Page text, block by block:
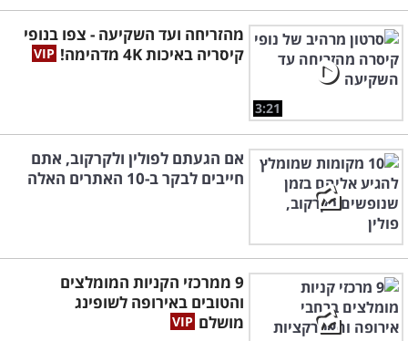
3:21
מהזריחה ועד השקיעה - צפו בנופי
קיסריה באיכות 4K מדהימה!
אם הגעתם לפולין ולקרקוב, אתם
חייבים לבקר ב-10 האתרים האלה
9 ממרכזי הקניות המומלצים
והטובים באירופה לשופינג
מושלם